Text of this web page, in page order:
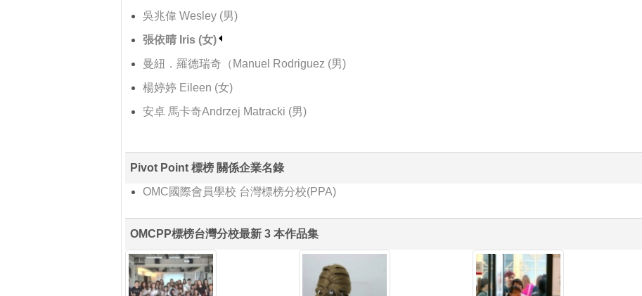
吳兆偉 Wesley (男)
張依晴 Iris (女)
曼紐．羅德瑞奇（Manuel Rodriguez (男)
楊婷婷 Eileen (女)
安卓 馬卡奇Andrzej Matracki (男)
Pivot Point 標榜 關係企業名錄
OMC國際會員學校 台灣標榜分校(PPA)
OMCPP標榜台灣分校最新 3 本作品集